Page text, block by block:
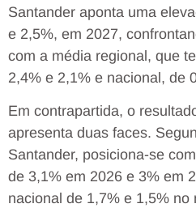
Santander aponta uma
e 2,5%, em 2027,
com a média regional, que
2,4% e 2,1% e nacional, de
Em contrapartida, o
apresenta duas faces.
Santander, posiciona-se
de 3,1% em 2026 e 3% em
nacional de 1,7% e 1,5% no